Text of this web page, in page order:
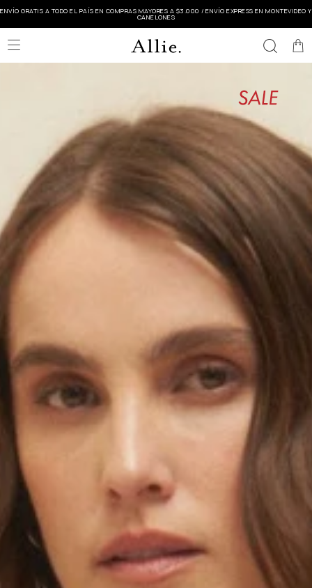
ENVÍO GRATIS A TODO EL PAÍS EN COMPRAS MAYORES A $3.000 / ENVÍO EXPRESS EN MONTEVIDEO Y
CANELONES
